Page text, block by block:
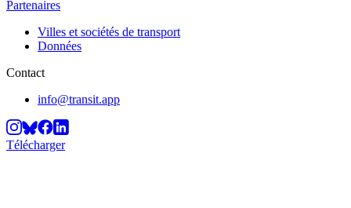
Partenaires
Villes et sociétés de transport
Données
Contact
info@transit.app
Télécharger